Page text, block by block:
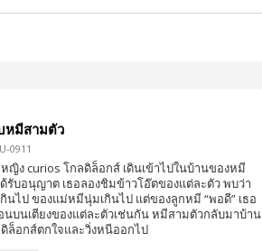
หมีสามตัว
0911
ญิง curios โกลดิล็อกส์ เดินเข้าไปในบ้านของหมี
รับอนุญาต เธอลองชิมข้าวโอ๊ตของแต่ละตัว พบว่า
นไป ของแม่หมีนุ่มเกินไป แต่ของลูกหมี “พอดี” เธอ
นบนเตียงของแต่ละตัวเช่นกัน หมีสามตัวกลับมาบ้าน
ล็อกส์ตกใจและวิ่งหนีออกไป